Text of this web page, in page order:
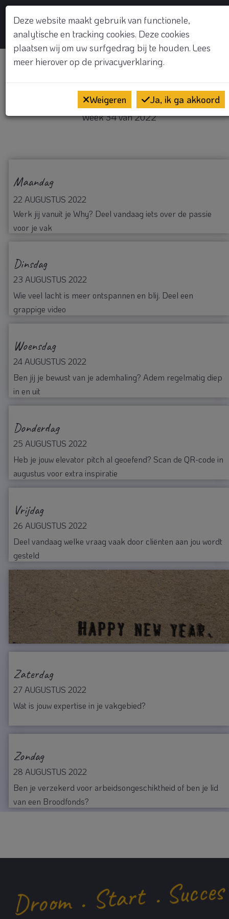
GRATIS KENNISMAKINGSGESPREK
Welkom
Week 34 van 2022
Maandag
22 AUGUSTUS 2022
Werk jij vanuit je Why? Deel vandaag iets over de passie
voor je vak
Dinsdag
23 AUGUSTUS 2022
Wie veel lacht is meer ontspannen en blij. Deel een
grappige video
Woensdag
24 AUGUSTUS 2022
Ben jij je bewust van je ademhaling? Adem regelmatig diep
in en uit
Donderdag
25 AUGUSTUS 2022
Heb je jouw elevator pitch al geoefend? Scan de QR-code in
augustus voor extra inspiratie
Vrijdag
26 AUGUSTUS 2022
Deel vandaag welke vraag vaak door cliënten aan jou wordt
gesteld
Zaterdag
27 AUGUSTUS 2022
Wat is jouw expertise in je vakgebied?
Zondag
28 AUGUSTUS 2022
Ben je verzekerd voor arbeidsongeschiktheid of ben je lid
van een Broodfonds?
Deze website maakt gebruik van functionele,
analytische en tracking cookies. Deze cookies
plaatsen wij om uw surfgedrag bij te houden. Lees
meer hierover op de privacyverklaring.
Weigeren Ja, ik ga akkoord